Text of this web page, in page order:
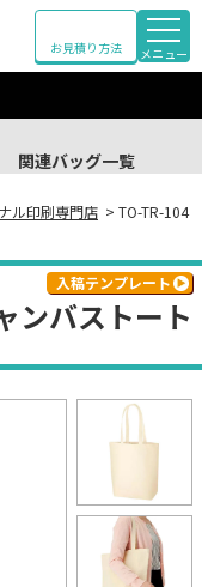
お見積り方法
メニュー
関連バッグ一覧
ル印刷専門店 > TO-TR-
ンバストート
入稿テンプレート